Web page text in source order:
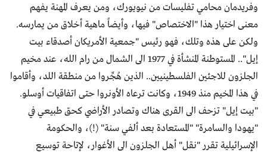
وفريدمان محامي تفليسات من نيويورك، ومن يعرف المهنة يفهم
معنى اختيار هذا "الاختصاص" فيها، وأيضاً ماهية أخلاق من يمارسه.
ولكن على هذه وتلك، فهو رئيس "جمعية الأمريكان أصدقاء بيت
إيل".. المستوطنة المنشأة في 1977 الى الشمال من رام الله، عند مخيم
الجلزون للاجئين الفلسطينيين.. الذين هُجِّروا من منطقة اللد، وأقاموا
في هذا المخيم منذ 1949، وكانت ترعاه الأونروا حتى اتفاقيات أوسلو.
"بيت إيل" تزحف الى القرى هناك وتصادر الأراضي كحق طبيعي في
"يهودا والسامرة" "المستعادة بعد ألفي سنة" (!)، والحكومة
الإسرائيلية تقرر "نقل" أهل الجلزون الى الأغوار، لإتاحة توسيع